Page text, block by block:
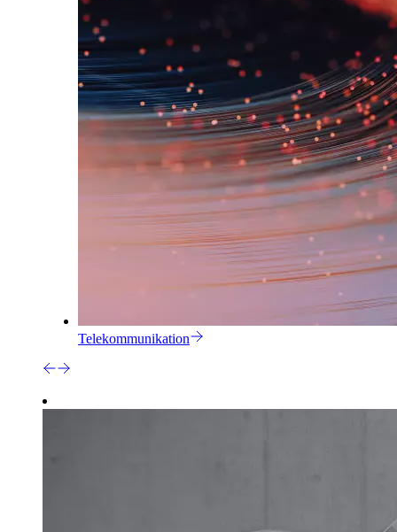
Telekommunikation